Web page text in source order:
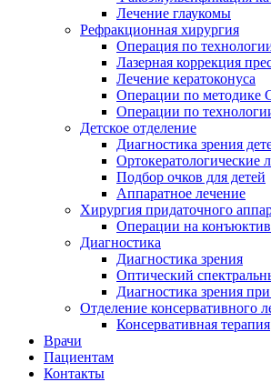
Лечение глаукомы
Рефракционная хирургия
Операция по
Лазерная коррекция
Лечение кератоконуса
Операции по
Операции по
Детское отделение
Диагностика зрения
Ортокератологические
Подбор очков для детей
Аппаратное лечение
Хирургия придаточного
Операции на
Диагностика
Диагностика зрения
Оптический
Диагностика зрения
Отделение консервативного
Консервативная терапия
Врачи
Пациентам
Контакты